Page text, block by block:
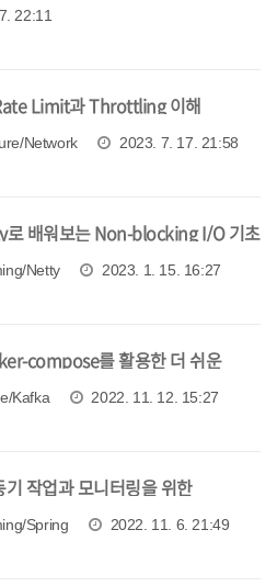
22:11
Limit과 Throttling 이해
Network 2023. 7. 17. 21:58
배워보는 Non-blocking I/O 기초
Netty 2023. 1. 15. 16:27
compose를 활용한 더 쉬운
Kafka 2022. 11. 12. 15:27
작업과 모니터링을 위한
TaskScheduler 기본
Spring 2022. 11. 6. 21:49